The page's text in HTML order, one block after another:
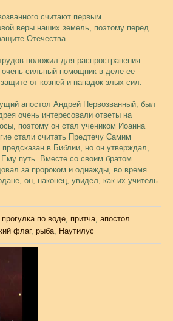
считают первым
веры наших земель, поэтому перед
Отечества.
положил для распространения
сильный помощник в деле ее
от козней и нападок злых сил.
апостол Андрей Первозванный, был
очень интересовали ответы на
поэтому он стал учеником Иоанна
стали считать Предтечу Самим
в Библии, но он утверждал,
Ему путь. Вместе со своим братом
за пророком и однажды, во время
он, наконец, увидел, как их учитель
прогулка по воде, притча, апостол
флаг, рыба, Наутилус